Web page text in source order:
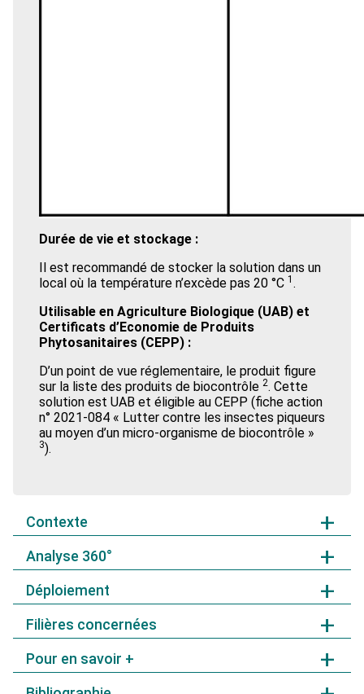
Durée de vie et stockage :
Il est recommandé de stocker la solution dans un
local où la température n’excède pas 20 °C 1 .
Utilisable en Agriculture Biologique (UAB) et
Certificats d’Economie de Produits
Phytosanitaires (CEPP) :
D’un point de vue réglementaire, le produit figure
sur la liste des produits de biocontrôle 2. Cette
solution est UAB et éligible au CEPP (fiche action
n° 2021-084 « Lutter contre les insectes piqueurs
au moyen d’un micro-organisme de biocontrôle »
3).
Contexte
Les ravageurs piqueurs suceurs que sont les aleurodes
(Hemiptera, Aleyrodoidea), les acariens (Arachnida), les
pucerons (Hemiptera, Aphidoidea), et les thrips
(Thysanoptera) sont extrêmement polyphages et ont
un fort impact économique sur des cultures à haute
valeur ajoutée comme les cultures légumières et
ornementales (pertes de rendement, conséquences
esthétiques empêchant la vente, etc.). Ils sont
particulièrement présents en production sous abris, où
Analyse 360°
Niveau de réduction d’utilisation et/ou d’impact
potentiel
4 passages équivalent à 2 passages conventionnels,
La compatibilité des produits contenant cette
Déploiement
Filières concernées
Les principales cultures visées par cette fiche sont :
En cultures légumières sous abris : la tomate,
Pour en savoir +